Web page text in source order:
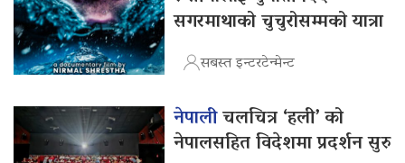
सगरमाथाको चुचुरोसम्मको यात्रा
सबस्त इन्टरटेन्मेन्ट
नेपालीचलचित्र ‘हली’ को
नेपालसहित विदेशमा प्रदर्शन सुरु